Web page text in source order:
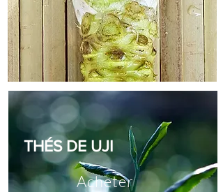
THÉS DE UJI
Acheter